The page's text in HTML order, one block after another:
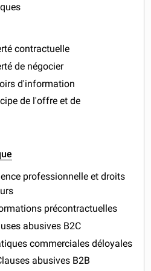
contractuelle
de négocier
d'information
de l'offre et de
professionnelle et droits
précontractuelles
abusives B2C
commerciales déloyales
abusives B2B